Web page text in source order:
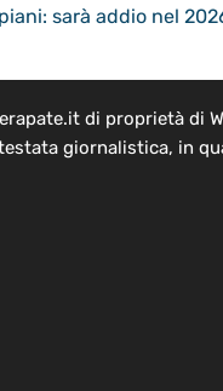
sarà addio nel
di proprietà di
giornalistica, in